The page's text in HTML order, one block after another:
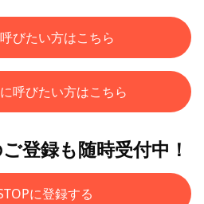
びたい方はこちら
呼びたい方はこちら
登録も随時受付中！
に登録する